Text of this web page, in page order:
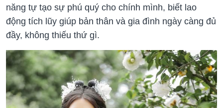
năng tự tạo sự phú quý cho chính mình, biết lao
động tích lũy giúp bản thân và gia đình ngày càng đủ
đầy, không thiếu thứ gì.